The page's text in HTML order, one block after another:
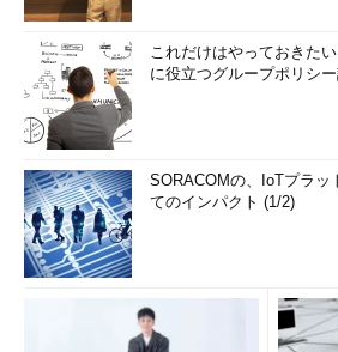
これだけはやっておきた
に役立つグループポリシ
SORACOMの、IoTプラッ
てのインパクト (1/2)